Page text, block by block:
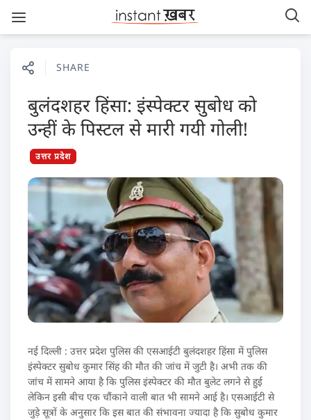
SHARE
बुलंदशहर हिंसा: इंस्पेक्टर सुबोध को
उन्हीं के पिस्टल से मारी गयी गोली!
उत्तर प्रदेश
नई दिल्ली : उत्तर प्रदेश पुलिस की एसआईटी बुलंदशहर हिंसा में पुलिस
इंस्पेक्टर सुबोध कुमार सिंह की मौत की जांच में जुटी है। अभी तक की
जांच में सामने आया है कि पुलिस इंस्पेक्टर की मौत बुलेट लगने से हुई
लेकिन इसी बीच एक चौंकाने वाली बात भी सामने आई है। एसआईटी से
जुड़े सूत्रों के अनुसार कि इस बात की संभावना ज्यादा है कि सुबोध कुमार